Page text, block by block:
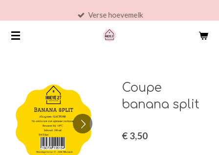
naar
Verse hoevemelk
Coupe
banana split
€ 3,50